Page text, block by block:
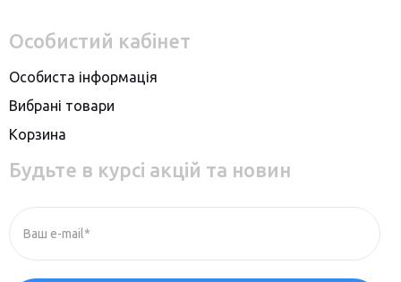
Особистий кабінет
Особиста інформація
Вибрані товари
Корзина
Будьте в курсі акцій та новин
Ваш e-mail*